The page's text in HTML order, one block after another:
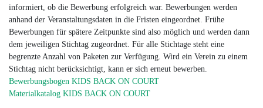
informiert, ob die Bewerbung erfolgreich war. Bewerbungen werden
anhand der Veranstaltungsdaten in die Fristen eingeordnet. Frühe
Bewerbungen für spätere Zeitpunkte sind also möglich und werden dann
dem jeweiligen Stichtag zugeordnet. Für alle Stichtage steht eine
begrenzte Anzahl von Paketen zur Verfügung. Wird ein Verein zu einem
Stichtag nicht berücksichtigt, kann er sich erneut bewerben.
Bewerbungsbogen KIDS BACK ON COURT
Materialkatalog KIDS BACK ON COURT